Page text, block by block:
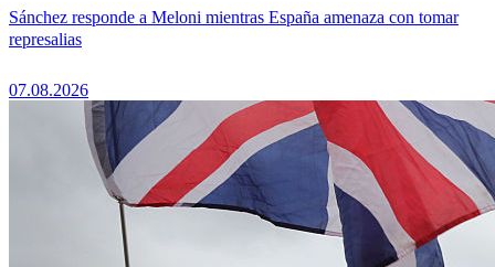
Sánchez responde a Meloni mientras España amenaza con tomar
represalias
07.08.2026